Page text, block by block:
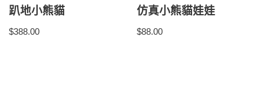
趴地小熊貓
$388.00
仿真小熊貓娃娃
$88.00